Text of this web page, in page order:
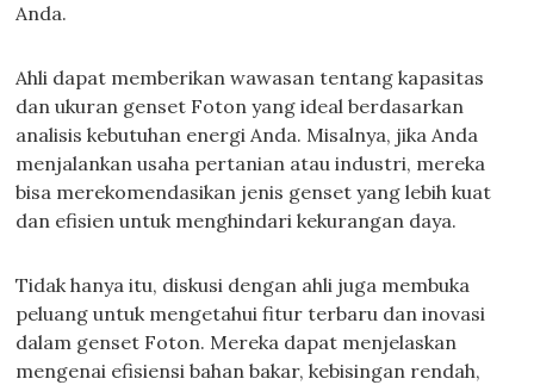
Anda.
Ahli dapat memberikan wawasan tentang kapasitas
dan ukuran genset Foton yang ideal berdasarkan
analisis kebutuhan energi Anda. Misalnya, jika Anda
menjalankan usaha pertanian atau industri, mereka
bisa merekomendasikan jenis genset yang lebih kuat
dan efisien untuk menghindari kekurangan daya.
Tidak hanya itu, diskusi dengan ahli juga membuka
peluang untuk mengetahui fitur terbaru dan inovasi
dalam genset Foton. Mereka dapat menjelaskan
mengenai efisiensi bahan bakar, kebisingan rendah,